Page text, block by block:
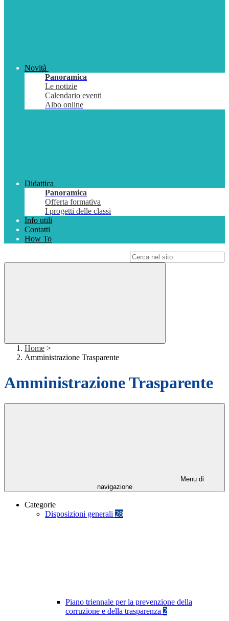
Novità
Panoramica
Le notizie
Calendario eventi
Albo online
Didattica
Panoramica
Offerta formativa
I progetti delle classi
Info utili
Contatti
How To
Home >
Amministrazione Trasparente
Amministrazione Trasparente
Menu di
navigazione
Categorie
Disposizioni generali 28
Piano triennale per la prevenzione della
corruzione e della trasparenza 2